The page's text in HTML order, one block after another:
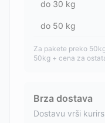
do 30 kg
do 50 kg
Za pakete preko
50kg + cena za
Brza dostava
Dostavu vrši